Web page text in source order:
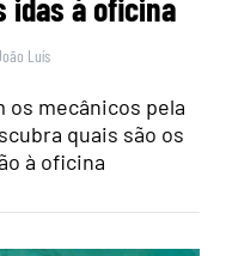
Luís
os mecânicos pela
quais são os
à oficina